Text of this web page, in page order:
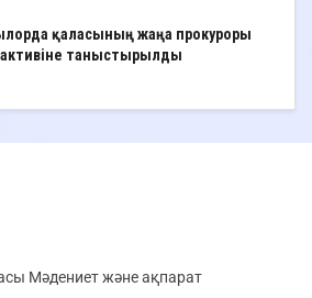
қаласының жаңа прокуроры
таныстырылды
Мәдениет және ақпарат